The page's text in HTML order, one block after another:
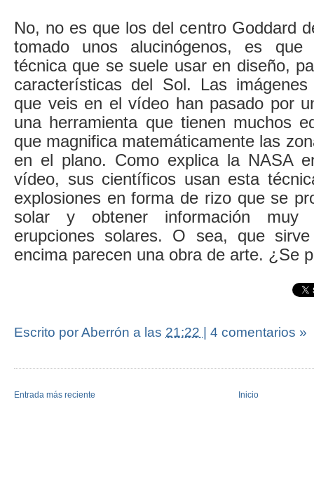
No, no es que los del centro Goddard
tomado unos alucinógenos, es
técnica que se suele usar en diseño,
características del Sol. Las
que veis en el vídeo han pasado por
una herramienta que tienen muchos
que magnifica matemáticamente las
en el plano. Como explica la NASA
vídeo, sus científicos usan esta
explosiones en forma de rizo que se
solar y obtener información muy
erupciones solares. O sea, que
encima parecen una obra de arte. ¿Se
Escrito por Aberrón a las 21:22 | 4 comentarios »
Entrada más reciente Inicio